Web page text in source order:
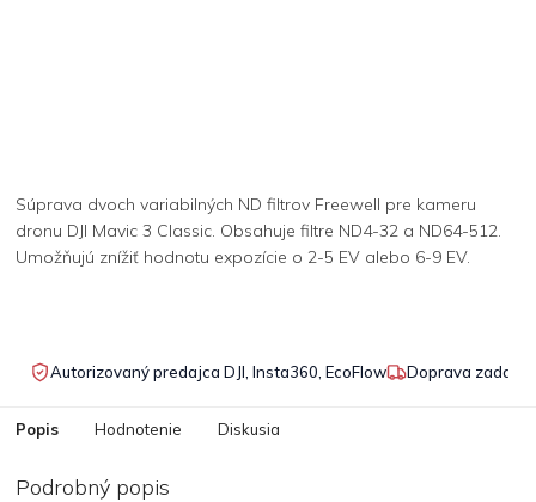
Súprava dvoch variabilných ND filtrov Freewell pre kameru
dronu DJI Mavic 3 Classic. Obsahuje filtre ND4-32 a ND64-512.
Umožňujú znížiť hodnotu expozície o 2-5 EV alebo 6-9 EV.
Autorizovaný predajca DJI, Insta360, EcoFlow Doprava
Popis Hodnotenie Diskusia
Podrobný popis